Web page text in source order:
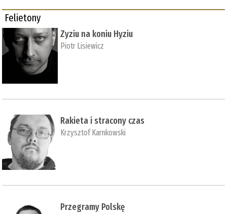
Felietony
Zyziu na koniu Hyziu
Piotr Lisiewicz
Rakieta i stracony czas
Krzysztof Karnkowski
Przegramy Polskę